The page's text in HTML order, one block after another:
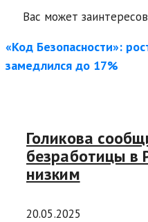
Вас может
«Код Безопасности»:
замедлился до 17%
Голикова
безработицы в
низким
20.05.2025